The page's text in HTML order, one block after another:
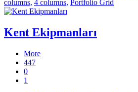
columns, 4 columns, Portfolio Grid
Kent Ekipmanları
More
447
0
1